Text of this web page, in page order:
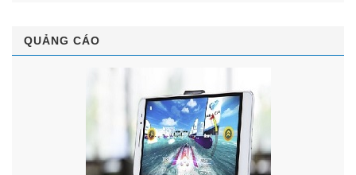
QUẢNG CÁO